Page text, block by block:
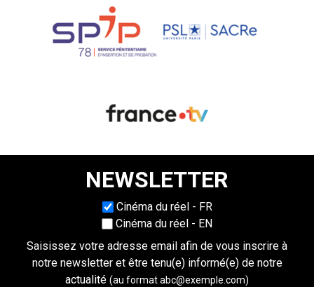
NEWSLETTER
Choisissez une langueCinéma du réel - FR
Cinéma du réel - EN
Saisissez votre adresse email afin de vous inscrire à
notre newsletter et être tenu(e) informé(e) de notre
actualité (au format abc@exemple.com)